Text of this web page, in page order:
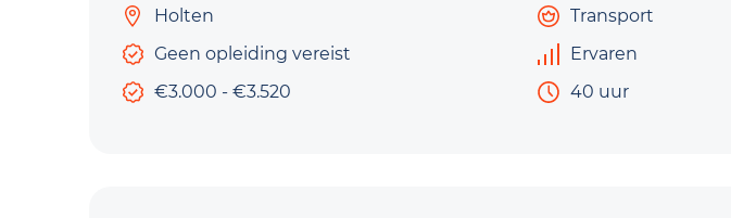
Holten
Transport
Geen opleiding vereist
Ervaren
€3.000 - €3.520
40 uur